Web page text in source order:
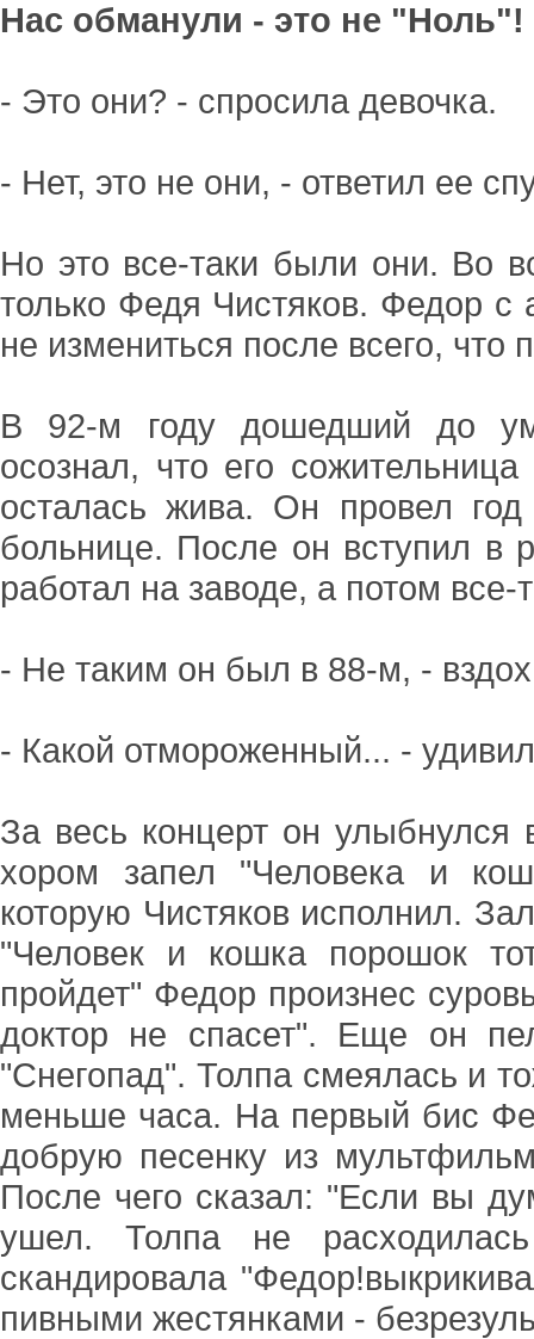
Нас обманули - это не "Ноль"!
- Это они? - спросила девочка.
- Нет, это не они, - ответил ее
Но это все-таки были они. Во
только Федя Чистяков. Федор
не измениться после всего, что
В 92-м году дошедший до
осознал, что его
осталась жива. Он провел
больнице. После он вступил в
работал на заводе, а потом все-
- Не таким он был в 88-м, -
- Какой отмороженный... -
За весь концерт он улыбнулся
хором запел "Человека и
которую Чистяков исполнил.
"Человек и кошка порошок
пройдет" Федор произнес
доктор не спасет". Еще он
"Снегопад". Толпа смеялась и
меньше часа. На первый бис
добрую песенку из
После чего сказал: "Если вы
ушел. Толпа не
скандировала
пивными жестянками -